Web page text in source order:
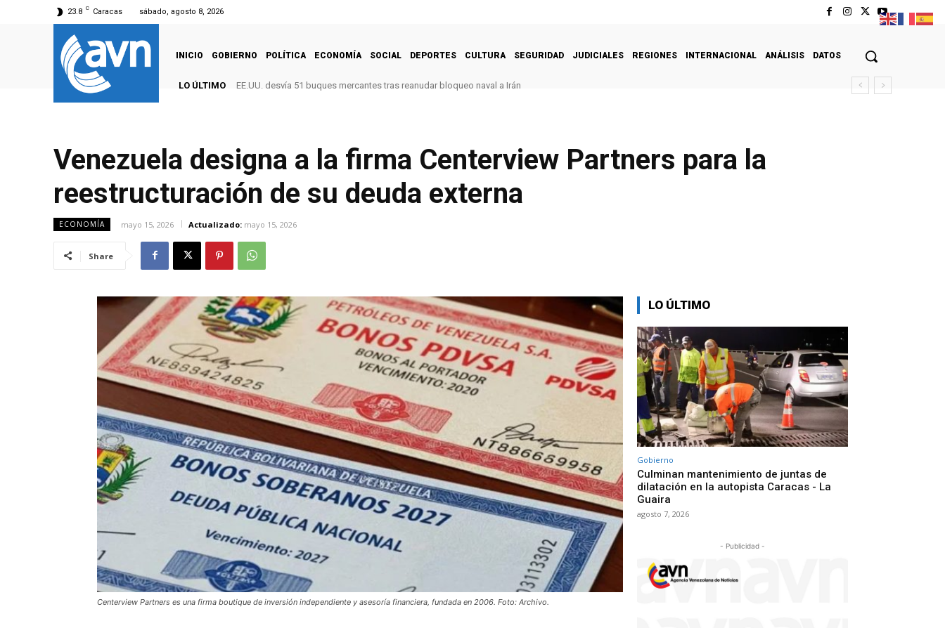
23.8 C Caracas sábado, agosto 8, 2026
INICIO GOBIERNO POLÍTICA ECONOMÍA SOCIAL DEPORTES CULTURA SEGURIDAD JUDICIALES REGIONES INTERNACIONAL ANÁLISIS DATOS
LO ÚLTIMO EE.UU. desvía 51 buques mercantes tras reanudar bloqueo naval a Irán
Venezuela designa a la firma Centerview Partners para la
reestructuración de su deuda externa
ECONOMÍA mayo 15, 2026 Actualizado: mayo 15, 2026
Share
Centerview Partners es una firma boutique de inversión independiente y asesoría financiera, fundada en 2006. Foto: Archivo.
LO ÚLTIMO
Gobierno
Culminan mantenimiento de juntas de
dilatación en la autopista Caracas - La
Guaira
agosto 7, 2026
- Publicidad -